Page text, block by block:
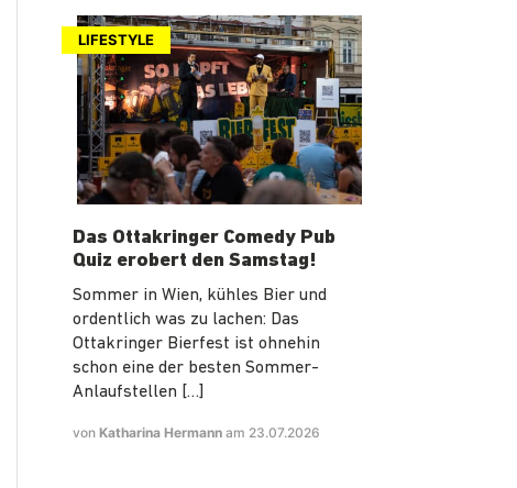
LIFESTYLE
Das Ottakringer Comedy Pub
Quiz erobert den Samstag!
Sommer in Wien, kühles Bier und
ordentlich was zu lachen: Das
Ottakringer Bierfest ist ohnehin
schon eine der besten Sommer-
Anlaufstellen […]
vonKatharina Hermannam 23.07.2026